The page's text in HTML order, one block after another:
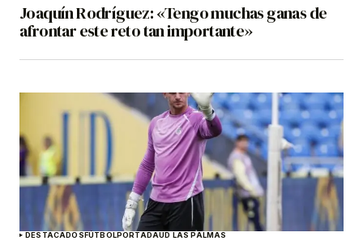
Joaquín Rodríguez: «Tengo muchas ganas de
afrontar este reto tan importante»
DESTACADOSFÚTBOLPORTADAUD LAS PALMAS